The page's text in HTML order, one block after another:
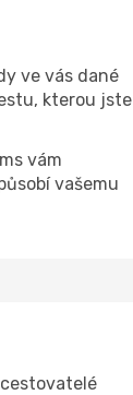
ve vás dané
kterou jste
vám
vašemu